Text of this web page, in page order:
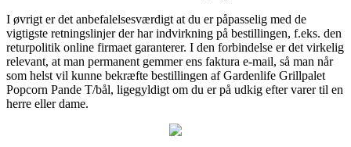
I øvrigt er det anbefalelsesværdigt at du er påpasselig med de
vigtigste retningslinjer der har indvirkning på bestillingen, f.eks. den
returpolitik online firmaet garanterer. I den forbindelse er det virkelig
relevant, at man permanent gemmer ens faktura e-mail, så man når
som helst vil kunne bekræfte bestillingen af Gardenlife Grillpalet
Popcorn Pande T/bål, ligegyldigt om du er på udkig efter varer til en
herre eller dame.